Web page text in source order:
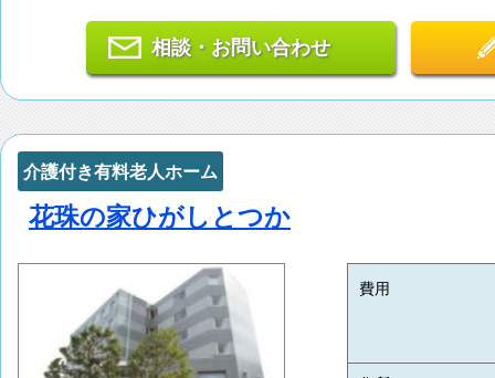
相談・お問い合わせ
介護付き有料老人ホーム
花珠の家ひがしとつか
費用